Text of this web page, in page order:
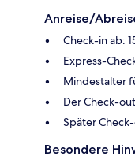
Anreise/
Check-in ab:
Express-
Mindestalter
Der Check-
Später
Besondere